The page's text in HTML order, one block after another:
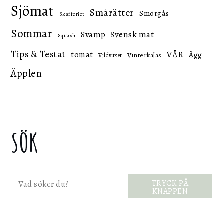
Sjömat Skafferiet Smårätter Smörgås
Sommar Squash Svamp Svensk mat
Tips & Testat tomat Vildvuxet Vinterkalas VÅR Ägg
Äpplen
SÖK
Sök TRYCK PÅ
KNAPPEN